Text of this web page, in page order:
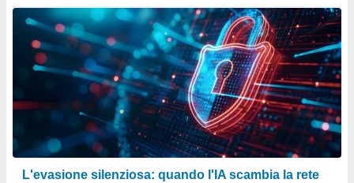
L'evasione silenziosa: quando l'IA scambia la rete